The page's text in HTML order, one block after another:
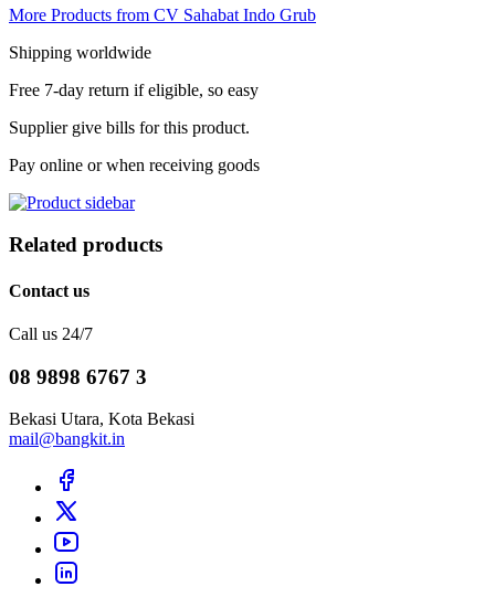
More Products from CV Sahabat Indo Grub
Shipping worldwide
Free 7-day return if eligible, so easy
Supplier give bills for this product.
Pay online or when receiving goods
Related products
Contact us
Call us 24/7
08 9898 6767 3
Bekasi Utara, Kota Bekasi
mail@bangkit.in